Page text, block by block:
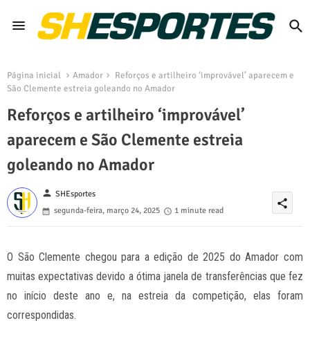
Página inicial Amador
Reforços e artilheiro ‘improvável’ aparecem e
São Clemente estreia goleando no Amador
Reforços e artilheiro ‘improvável’
aparecem e São Clemente estreia
goleando no Amador
person SHEsportes
segunda-feira, março 24, 2025
1 minute read
share
O São Clemente chegou para a edição de 2025 do Amador com
muitas expectativas devido a ótima janela de transferências que fez
no início deste ano e, na estreia da competição, elas foram
correspondidas.